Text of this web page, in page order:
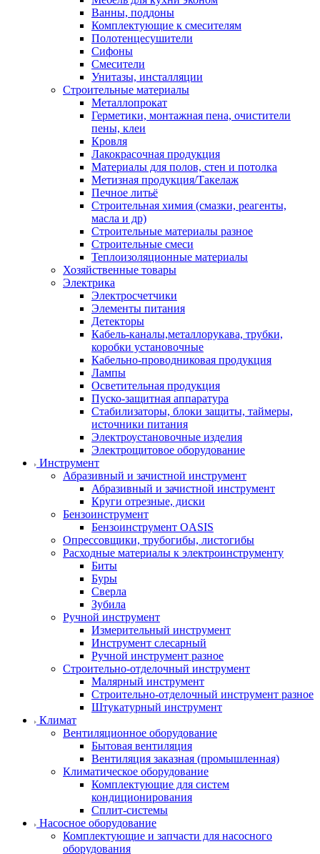
Ванны, поддоны
Комплектующие к смесителям
Полотенцесушители
Сифоны
Смесители
Унитазы, инсталляции
Строительные материалы
Металлопрокат
Герметики, монтажная пена, очистители
пены, клеи
Кровля
Лакокрасочная продукция
Материалы для полов, стен и потолка
Метизная продукция/Такелаж
Печное литьё
Строительная химия (смазки, реагенты,
масла и др)
Строительные материалы разное
Строительные смеси
Теплоизоляционные материалы
Хозяйственные товары
Электрика
Электросчетчики
Элементы питания
Детекторы
Кабель-каналы,металлорукава, трубки,
коробки установочные
Кабельно-проводниковая продукция
Лампы
Осветительная продукция
Пуско-защитная аппаратура
Стабилизаторы, блоки защиты, таймеры,
источники питания
Электроустановочные изделия
Электрощитовое оборудование
Инструмент
Абразивный и зачистной инструмент
Абразивный и зачистной инструмент
Круги отрезные, диски
Бензоинструмент
Бензоинструмент OASIS
Опрессовщики, трубогибы, листогибы
Расходные материалы к электроинструменту
Биты
Буры
Сверла
Зубила
Ручной инструмент
Измерительный инструмент
Инструмент слесарный
Ручной инструмент разное
Строительно-отделочный инструмент
Малярный инструмент
Строительно-отделочный инструмент разное
Штукатурный инструмент
Климат
Вентиляционное оборудование
Бытовая вентиляция
Вентиляция заказная (промышленная)
Климатическое оборудование
Комплектующие для систем
кондиционирования
Сплит-системы
Насосное оборудование
Комплектующие и запчасти для насосного
оборудования